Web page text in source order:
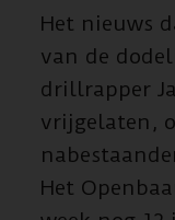
Het nieuws
van de
drillrapper
vrijgelaten,
Het